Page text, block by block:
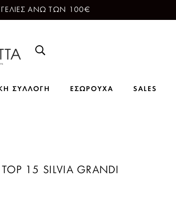
ΑΝΩ ΤΩΝ 100€
ΣΥΛΛΟΓΗ ΕΣΩΡΟΥΧΑ SALES
15 SILVIA GRANDI